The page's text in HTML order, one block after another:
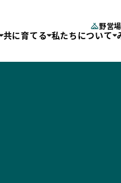
野営場
共に育てる 私たちについて